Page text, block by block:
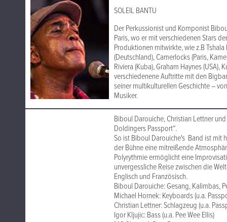
SOLEIL BANTU
Der Perkussionist und Komponist
Paris, wo er mit verschiedenen Stars
Produktionen mitwirkte, wie z.B Tshala
(Deutschland), Camerlocks (Paris,
Riviera (Kuba), Graham Haynes (USA),
verschiedenene Auftritte mit den
seiner multikulturellen Geschichte –
Musiker.
Biboul Darouiche, Christian Lettner
Doldingers Passport“.
So ist Biboul Darouiche's Band ist mit
der Bühne eine mitreißende
Polyrythmie ermöglicht eine
unvergessliche Reise zwischen die
Englisch und Französisch.
Biboul Darouiche: Gesang, Kalimbas,
Michael Hornek: Keyboards (u.a.
Christian Lettner: Schlagzeug (u.a.
Igor Kljujic: Bass (u.a. Pee Wee Ellis)